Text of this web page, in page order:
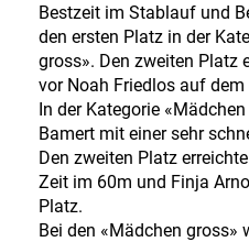
Bestzeit im Stablauf und
den ersten Platz in der
gross». Den zweiten Platz
vor Noah Friedlos auf
In der Kategorie
Bamert mit einer sehr
Den zweiten Platz
Zeit im 60m und Finja
Platz.
Bei den «Mädchen gross»